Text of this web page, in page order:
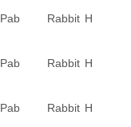
Pab Rabbit H
Pab Rabbit H
Pab Rabbit H